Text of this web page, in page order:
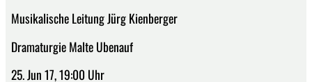
Musikalische Leitung Jürg Kienberger
Dramaturgie Malte Ubenauf
25. Jun 17, 19:00 Uhr